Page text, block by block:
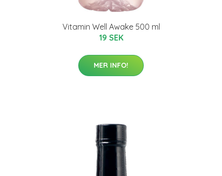
Vitamin Well Awake 500 ml
19 SEK
MER INFO!